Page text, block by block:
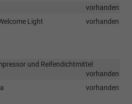
vorhanden
Light
vorhanden
und Reifendichtmittel
vorhanden
vorhanden